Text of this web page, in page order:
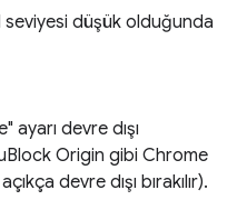
düşük olduğunda
ayarı devre dışı
uBlock Origin gibi Chrome
devre dışı bırakılır).